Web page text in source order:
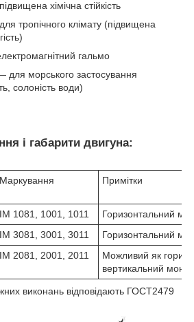
хімічна стійкість
тропічного клімату (підвищена
гальмо
морського застосування
солоність води)
і габарити двигуна:
Маркування Примітки
IM 1081, 1001, 1011
Горизонтальний
IM 3081, 3001, 3011
Горизонтальний
IM 2081, 2001, 2011
Можливий як
вертикальний
виконань відповідають ГОСТ2479